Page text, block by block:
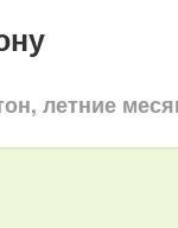
летние